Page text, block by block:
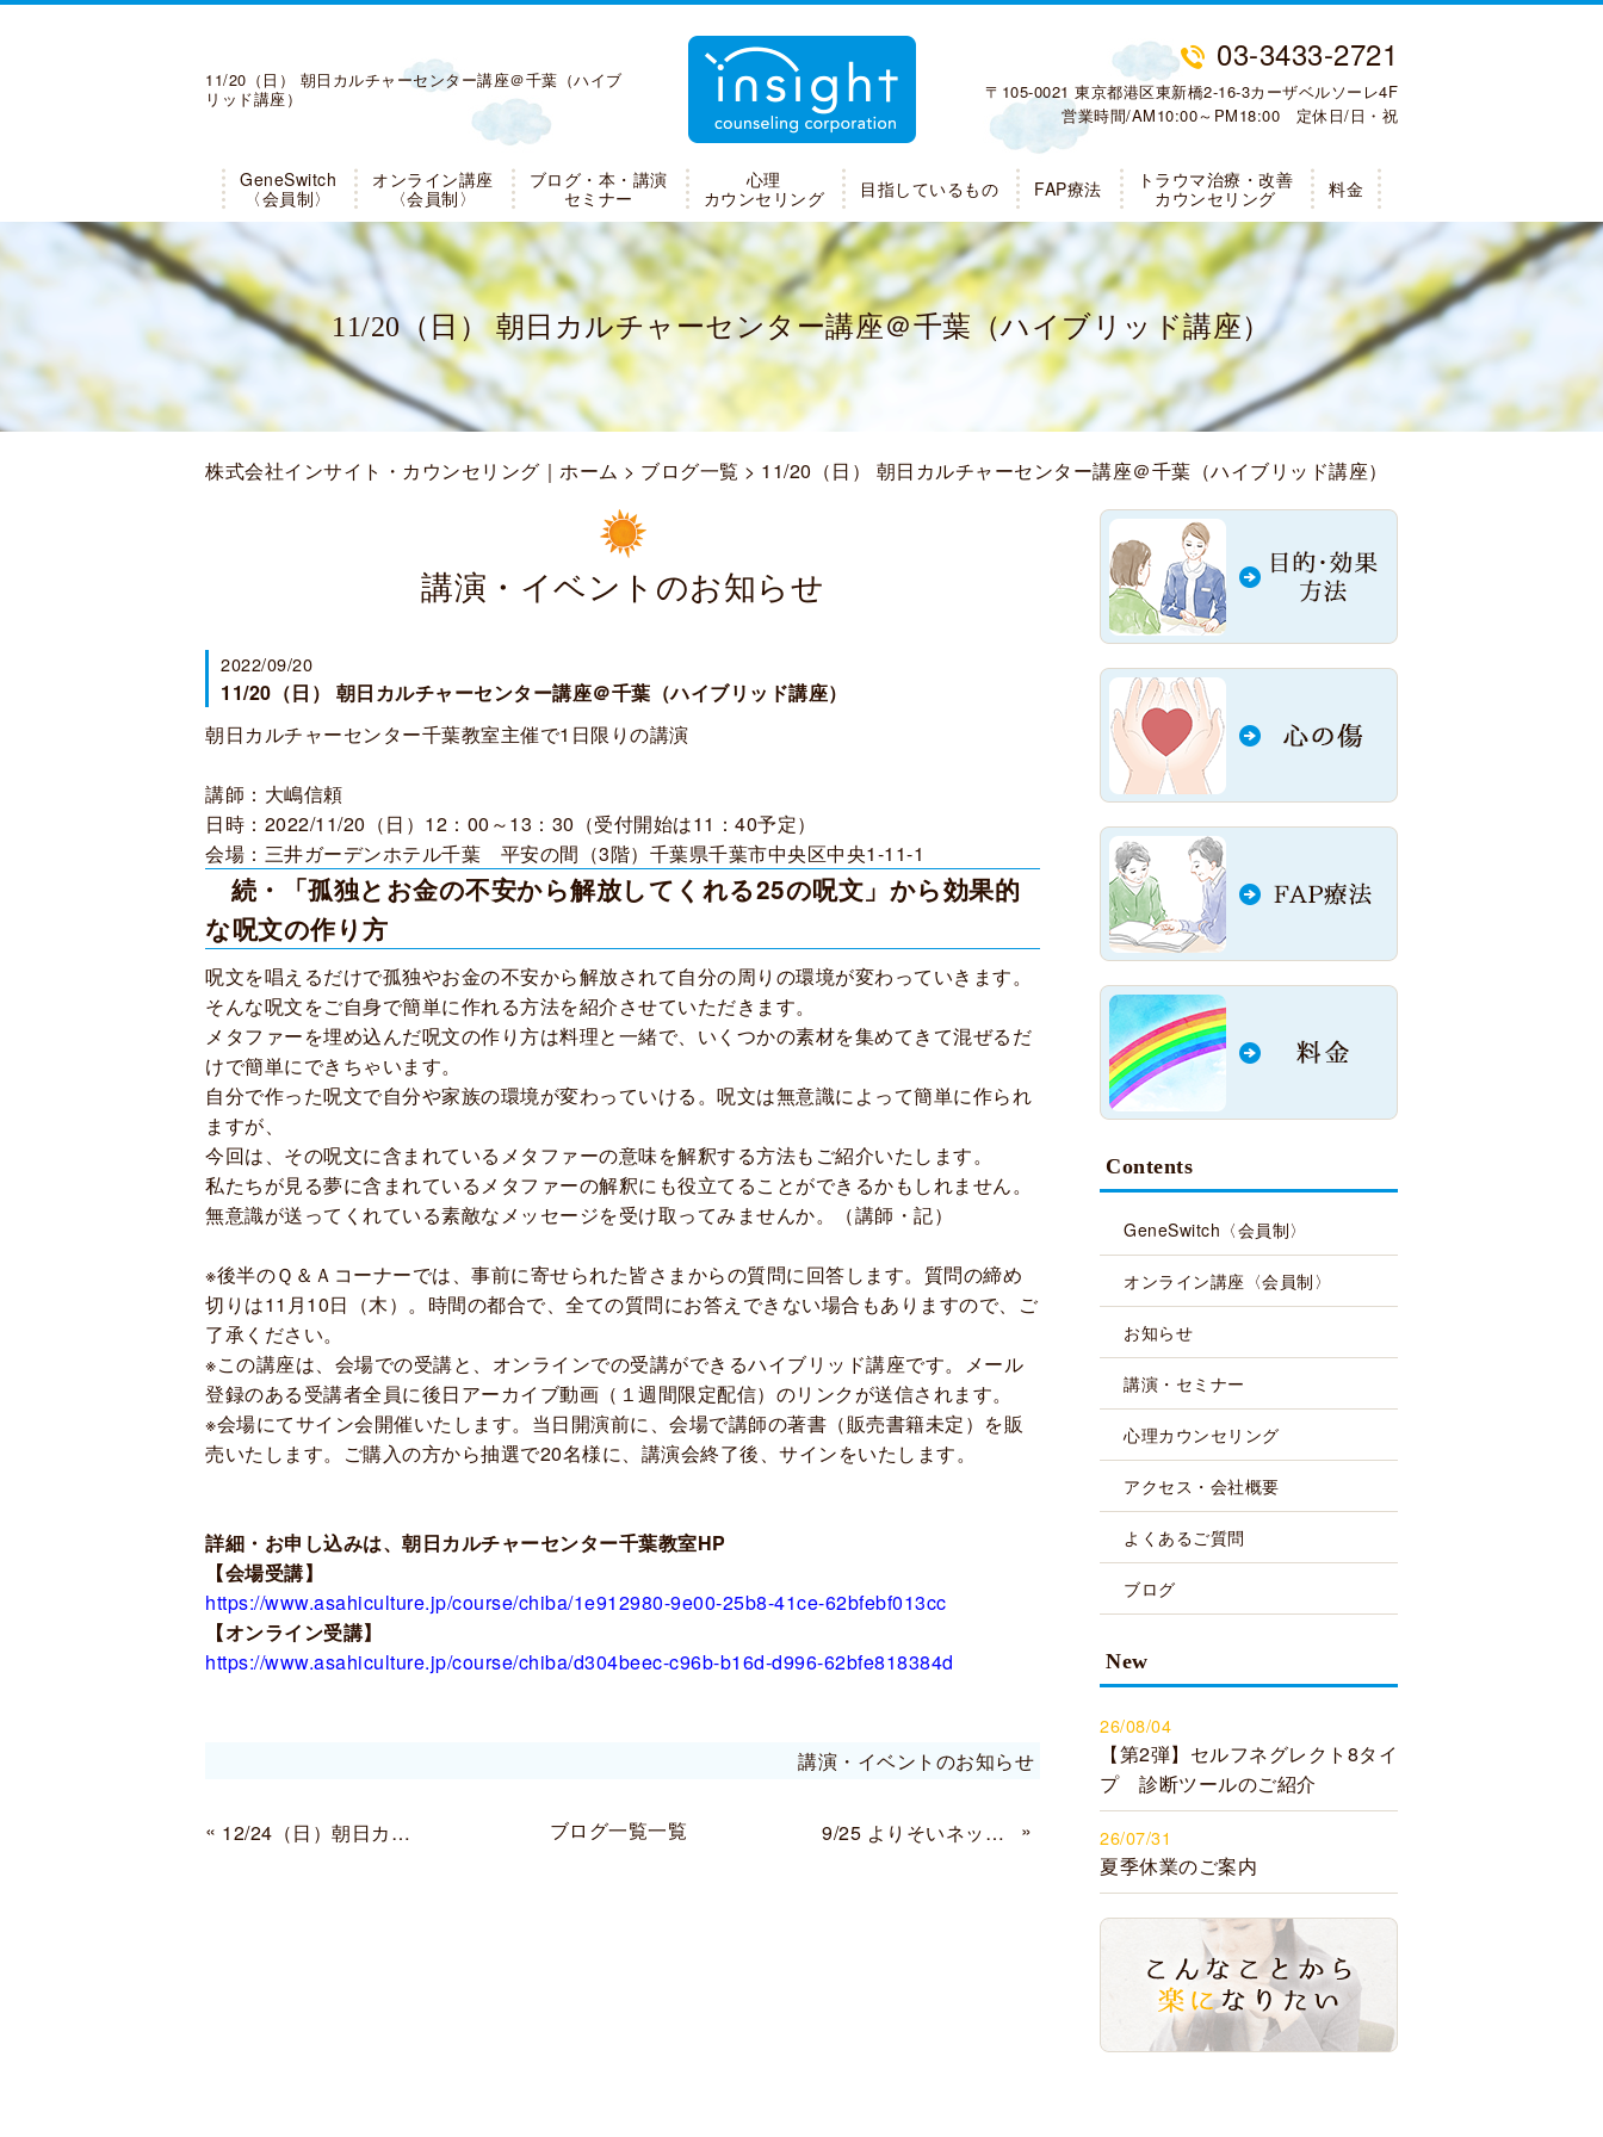
11/20（日） 朝日カルチャーセンター講座＠千葉（ハイブ
リッド講座）
03-3433-2721
〒105-0021 東京都港区東新橋2-16-3カーザベルソーレ4F
営業時間/AM10:00～PM18:00 定休日/日・祝
GeneSwitch
〈会員制〉
オンライン講座
〈会員制〉
ブログ・本・講演
セミナー
心理
カウンセリング
目指しているもの FAP療法
トラウマ治療・改善
カウンセリング
料金
11/20（日） 朝日カルチャーセンター講座＠千葉（ハイブリッド講座）
株式会社インサイト・カウンセリング｜ホーム > ブログ一覧 > 11/20（日） 朝日カルチャーセンター講座＠千葉（ハイブリッド講座）
講演・イベントのお知らせ
2022/09/20
11/20（日） 朝日カルチャーセンター講座＠千葉（ハイブリッド講座）
朝日カルチャーセンター千葉教室主催で1日限りの講演
講師：大嶋信頼
日時：2022/11/20（日）12：00～13：30（受付開始は11：40予定）
会場：三井ガーデンホテル千葉 平安の間（3階） 千葉県千葉市中央区中央1-11-1
続・「孤独とお金の不安から解放してくれる25の呪文」から効果的
な呪文の作り方
呪文を唱えるだけで孤独やお金の不安から解放されて自分の周りの環境が変わっていきます。
そんな呪文をご自身で簡単に作れる方法を紹介させていただきます。
メタファーを埋め込んだ呪文の作り方は料理と一緒で、いくつかの素材を集めてきて混ぜるだ
けで簡単にできちゃいます。
自分で作った呪文で自分や家族の環境が変わっていける。呪文は無意識によって簡単に作られ
ますが、
今回は、その呪文に含まれているメタファーの意味を解釈する方法もご紹介いたします。
私たちが見る夢に含まれているメタファーの解釈にも役立てることができるかもしれません。
無意識が送ってくれている素敵なメッセージを受け取ってみませんか。（講師・記）
※後半のＱ＆Ａコーナーでは、事前に寄せられた皆さまからの質問に回答します。質問の締め
切りは11月10日（木）。 時間の都合で、全ての質問にお答えできない場合もありますので、ご
了承ください。
※この講座は、会場での受講と、オンラインでの受講ができるハイブリッド講座です。メール
登録のある受講者全員に後日アーカイブ動画（１週間限定配信）のリンクが送信されます。
※会場にてサイン会開催いたします。当日開演前に、会場で講師の著書（販売書籍未定）を販
売いたします。ご購入の方から抽選で20名様に、講演会終了後、サインをいたします。
詳細・お申し込みは、 朝日カルチャーセンター千葉教室HP
【会場受講】
https://www.asahiculture.jp/course/chiba/1e912980-9e00-25b8-41ce-62bfebf013cc
【オンライン受講】
https://www.asahiculture.jp/course/chiba/d304beec-c96b-b16d-d996-62bfe818384d
講演・イベントのお知らせ
« 12/24（日）朝日カルチャーセンター講座（ハイブリッド講座） ブログ一覧一覧 9/25 よりそいネットワーク講演会 »
Contents
GeneSwitch 〈会員制〉
オンライン講座 〈会員制〉
お知らせ
講演・セミナー
心理カウンセリング
アクセス・会社概要
よくあるご質問
ブログ
New
26/08/04
【第2弾】セルフネグレクト8タイ
プ 診断ツールのご紹介
26/07/31
夏季休業のご案内